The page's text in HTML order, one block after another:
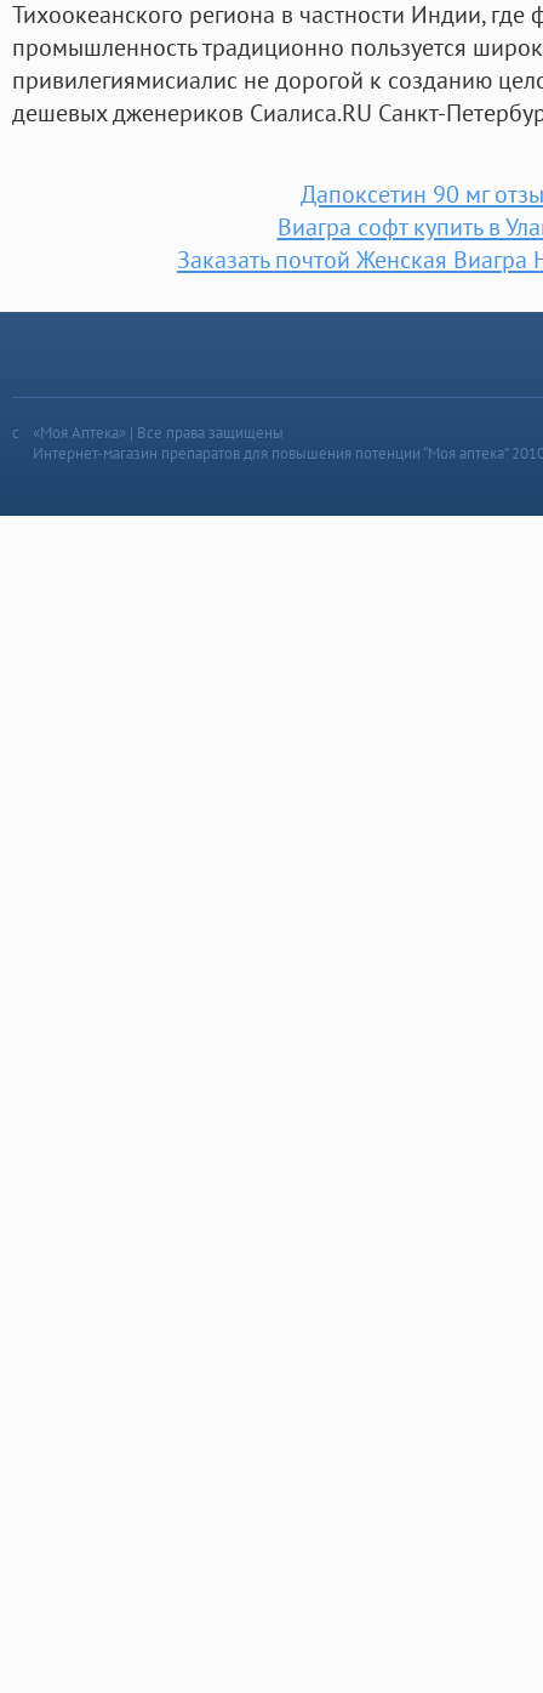
Тихоокеанского региона в частности Индии, где
промышленность традиционно пользуется
привилегиямисиалис не дорогой к созданию
дешевых дженериков Сиалиса.RU Санкт-
Дапоксетин 90 мг
Виагра софт купить в
Заказать почтой Женская Виагра
«Моя Аптека» | Все права защищены
Интернет-магазин препаратов для повышения потенции “Моя аптека”